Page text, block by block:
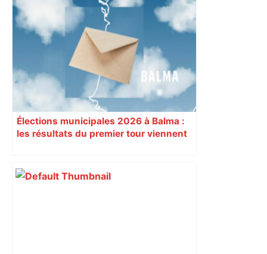
Élections municipales 2026 à Balma :
les résultats du premier tour viennent